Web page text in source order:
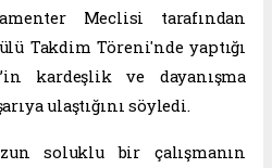
Meclisi tarafından
Takdim Töreni'nde yaptığı
kardeşlik ve dayanışma
ulaştığını söyledi.
soluklu bir çalışmanın